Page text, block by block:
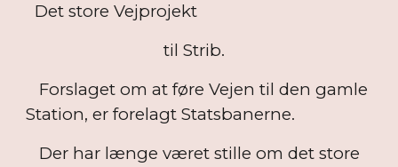
Det store Vejprojekt
til Strib.
Forslaget om at føre Vejen til den gamle
Station, er forelagt Statsbanerne.
Der har længe været stille om det store